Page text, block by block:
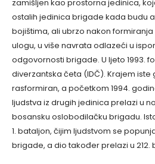
zamišljen kao prostorna jedinica,
ostalih jedinica brigade kada budu
bojištima, ali ubrzo nakon
ulogu, u više navrata odlazeći u
odgovornosti brigade. U ljeto 1993.
diverzantska četa (IDČ). Krajem iste
rasformiran, a početkom 1994.
ljudstva iz drugih jedinica prelazi u
bosansku oslobodilačku brigadu.
1. bataljon, čijim ljudstvom se
brigade, a dio također prelazi u 212.